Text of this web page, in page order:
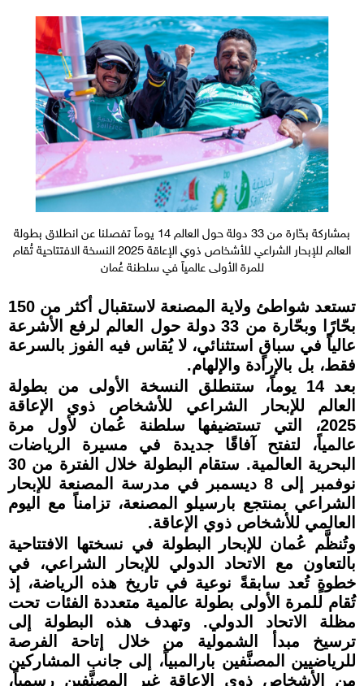
بمشاركة بحّارة من 33 دولة حول العالم 14 يوماً تفصلنا عن انطلاق بطولة
العالم للإبحار الشراعي للأشخاص ذوي الإعاقة 2025 النسخة الافتتاحية تُقام
للمرة الأولى عالمياً في سلطنة عُمان
تستعد شواطئ ولاية المصنعة لاستقبال أكثر من 150
بحّارًا وبحّارة من 33 دولة حول العالم لرفع الأشرعة
عالياً في سباقٍ استثنائي، لا يُقاس فيه الفوز بالسرعة
فقط، بل بالإرادة والإلهام.
بعد 14 يوماً، ستنطلق النسخة الأولى من بطولة
العالم للإبحار الشراعي للأشخاص ذوي الإعاقة
2025، التي تستضيفها سلطنة عُمان لأول مرة
عالمياً، لتفتح آفاقًا جديدة في مسيرة الرياضات
البحرية العالمية. ستقام البطولة خلال الفترة من 30
نوفمبر إلى 8 ديسمبر في مدرسة المصنعة للإبحار
الشراعي بمنتجع بارسيلو المصنعة، تزامناً مع اليوم
العالمي للأشخاص ذوي الإعاقة.
وتُنظَّم عُمان للإبحار البطولة في نسختها الافتتاحية
بالتعاون مع الاتحاد الدولي للإبحار الشراعي، في
خطوةٍ تُعد سابقةً نوعية في تاريخ هذه الرياضة، إذ
تُقام للمرة الأولى بطولة عالمية متعددة الفئات تحت
مظلة الاتحاد الدولي. وتهدف هذه البطولة إلى
ترسيخ مبدأ الشمولية من خلال إتاحة الفرصة
للرياضيين المصنَّفين بارالمبياً، إلى جانب المشاركين
من الأشخاص ذوي الإعاقة غير المصنَّفين رسمياً،